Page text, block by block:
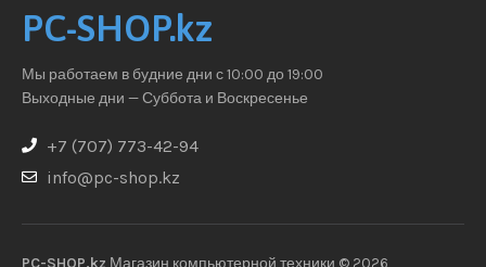
PC-SHOP.kz
Мы работаем в будние дни с 10:00 до 19:00
Выходные дни — Суббота и Воскресенье
+7 (707) 773-42-94
info@pc-shop.kz
PC-SHOP.kz Магазин компьютерной техники © 2026